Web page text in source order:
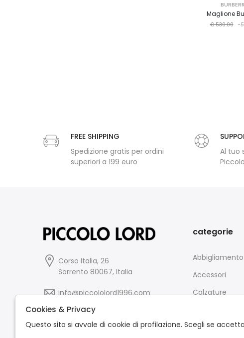
Maglione
€ 530.00 -
FREE SHIPPING
Spedizione gratis per ordini
superiori a 199 euro
Al tuo
Corso Italia, 26
Sorrento 80067, Italia
info@piccololord1996.com
0818713599
categorie
Abbigliamento
Accessori
Calzature
Cookies & Privacy
Questo sito si avvale di cookie di profilazione. Scegli se